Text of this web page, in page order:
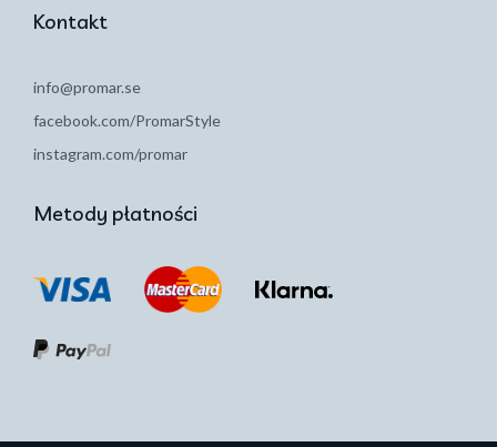
Kontakt
info@promar.se
facebook.com/PromarStyle
instagram.com/promar
Metody płatności